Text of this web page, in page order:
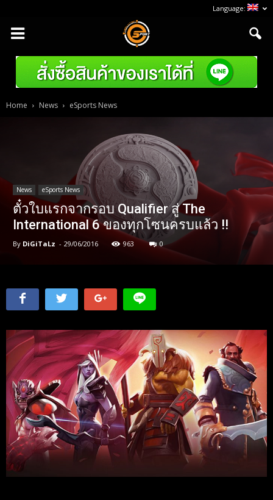
Language:
Home News eSports News
News eSports News
ตั๋วใบแรกจากรอบ Qualifier สู่ The
International 6 ของทุกโซนครบแล้ว !!
By DiGiTaLz - 29/06/2016 963 0